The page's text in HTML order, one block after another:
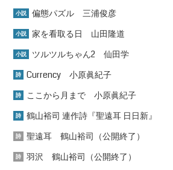
小説 偏態パズル 三浦俊彦
小説 家を看取る日 山田隆道
小説 ツルツルちゃん2 仙田学
詩 Currency 小原眞紀子
詩 ここから月まで 小原眞紀子
詩 鶴山裕司 連作詩『聖遠耳 日日新』
詩 聖遠耳 鶴山裕司（公開終了）
詩 羽沢 鶴山裕司（公開終了）